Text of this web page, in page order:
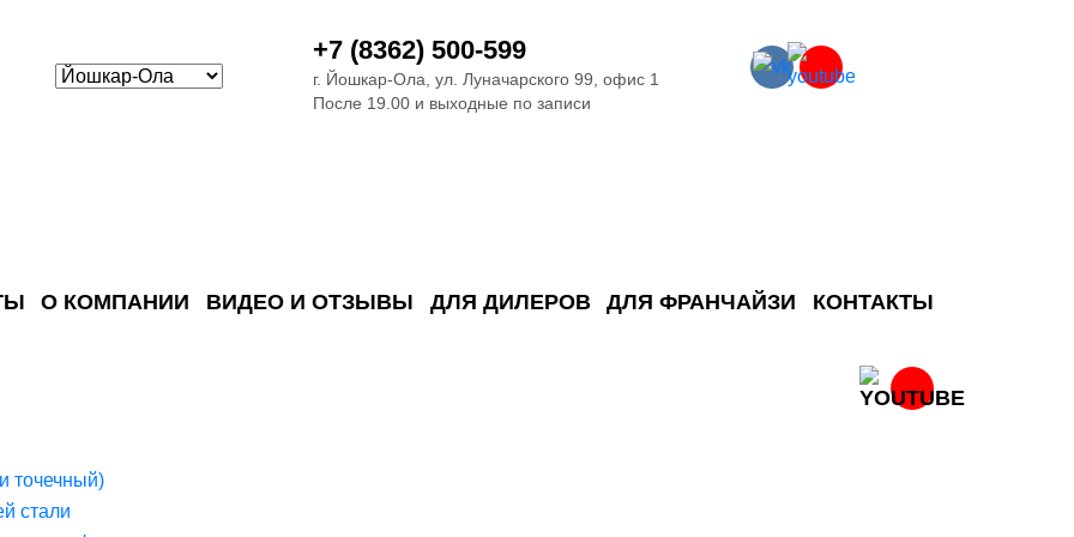
+7 (8362) 500-599
г. Йошкар-Ола, ул. Луначарского 99, офис 1
После 19.00 и выходные по записи
О КОМПАНИИ ВИДЕО И ОТЗЫВЫ ДЛЯ ДИЛЕРОВ ДЛЯ ФРАНЧАЙЗИ КОНТАКТЫ
точечный)
стали